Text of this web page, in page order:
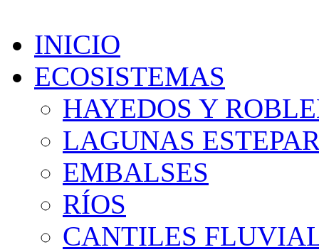
INICIO
ECOSISTEMAS
HAYEDOS Y
LAGUNAS
EMBALSES
RÍOS
CANTILES